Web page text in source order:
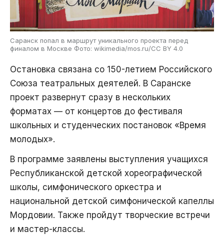
Саранск попал в маршрут уникального проекта перед
финалом в Москве Фото: wikimedia/mos.ru/CC BY 4.0
Остановка связана со 150-летием Российского
Союза театральных деятелей. В Саранске
проект развернут сразу в нескольких
форматах — от концертов до фестиваля
школьных и студенческих постановок «Время
молодых».
В программе заявлены выступления учащихся
Республиканской детской хореографической
школы, симфонического оркестра и
национальной детской симфонической капеллы
Мордовии. Также пройдут творческие встречи
и мастер-классы.